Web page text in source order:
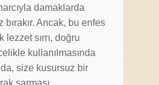
damaklarda
bırakır. Ancak, bu enfes
lezzet sırrı, doğru
kullanılmasında
size kusursuz bir
sarması